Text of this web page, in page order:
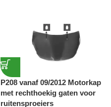
P208 vanaf 09/2012 Motorkap
met rechthoekig gaten voor
ruitensproeiers